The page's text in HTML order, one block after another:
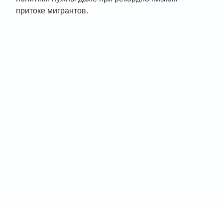
притоке мигрантов.